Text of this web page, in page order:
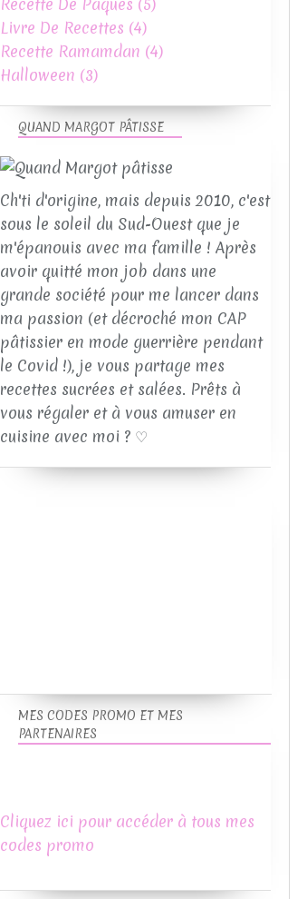
QUAND MARGOT PÂTISSE
Ch'ti d'origine, mais depuis 2010, c'est
sous le soleil du Sud-Ouest que je
m'épanouis avec ma famille ! Après
avoir quitté mon job dans une
grande société pour me lancer dans
ma passion (et décroché mon CAP
pâtissier en mode guerrière pendant
le Covid !), je vous partage mes
recettes sucrées et salées. Prêts à
vous régaler et à vous amuser en
cuisine avec moi ? ♡
Livre De Recettes (4)
Recette Ramamdan (4)
Halloween (3)
MES CODES PROMO ET MES
PARTENAIRES
Cliquez ici pour accéder à tous mes
codes promo